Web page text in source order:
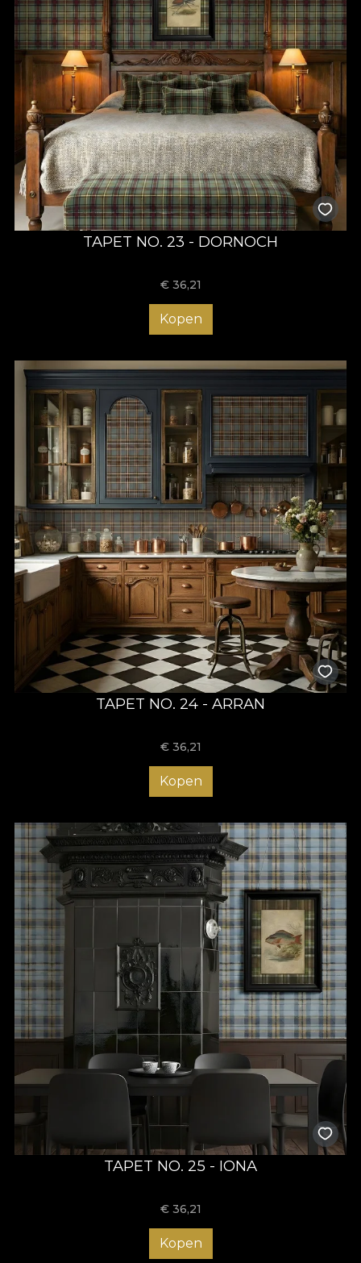
TAPET NO. 23 - DORNOCH
€ 36,21
Kopen
TAPET NO. 24 - ARRAN
€ 36,21
Kopen
TAPET NO. 25 - IONA
€ 36,21
Kopen